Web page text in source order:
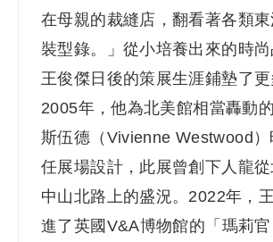
在母親的裁縫店，翻看著各類
裝型錄。」從小培養出來的時
王俊傑日後的策展生涯鋪墊了更
2005年，他為北美館相當轟動
斯伍德（Vivienne Westwood
任展場設計，此展曾創下人龍
中山北路上的盛況。2022年，
進了英國V&A博物館的「瑪莉